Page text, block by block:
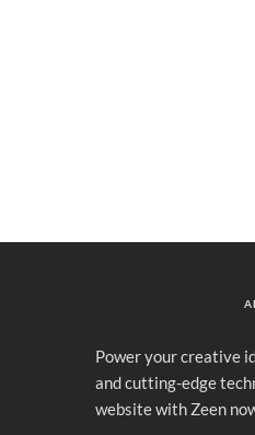
Power your creative
and cutting-edge
website with Zeen